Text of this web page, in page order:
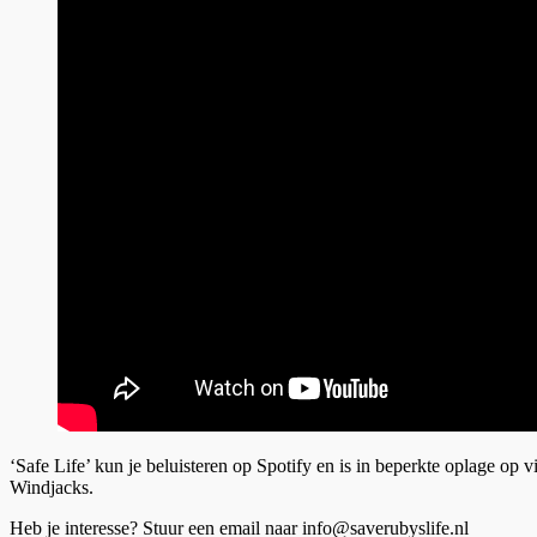
‘Safe Life’ kun je beluisteren op Spotify en is in beperkte oplage
Windjacks.
Heb je interesse? Stuur een email naar info@saverubyslife.nl